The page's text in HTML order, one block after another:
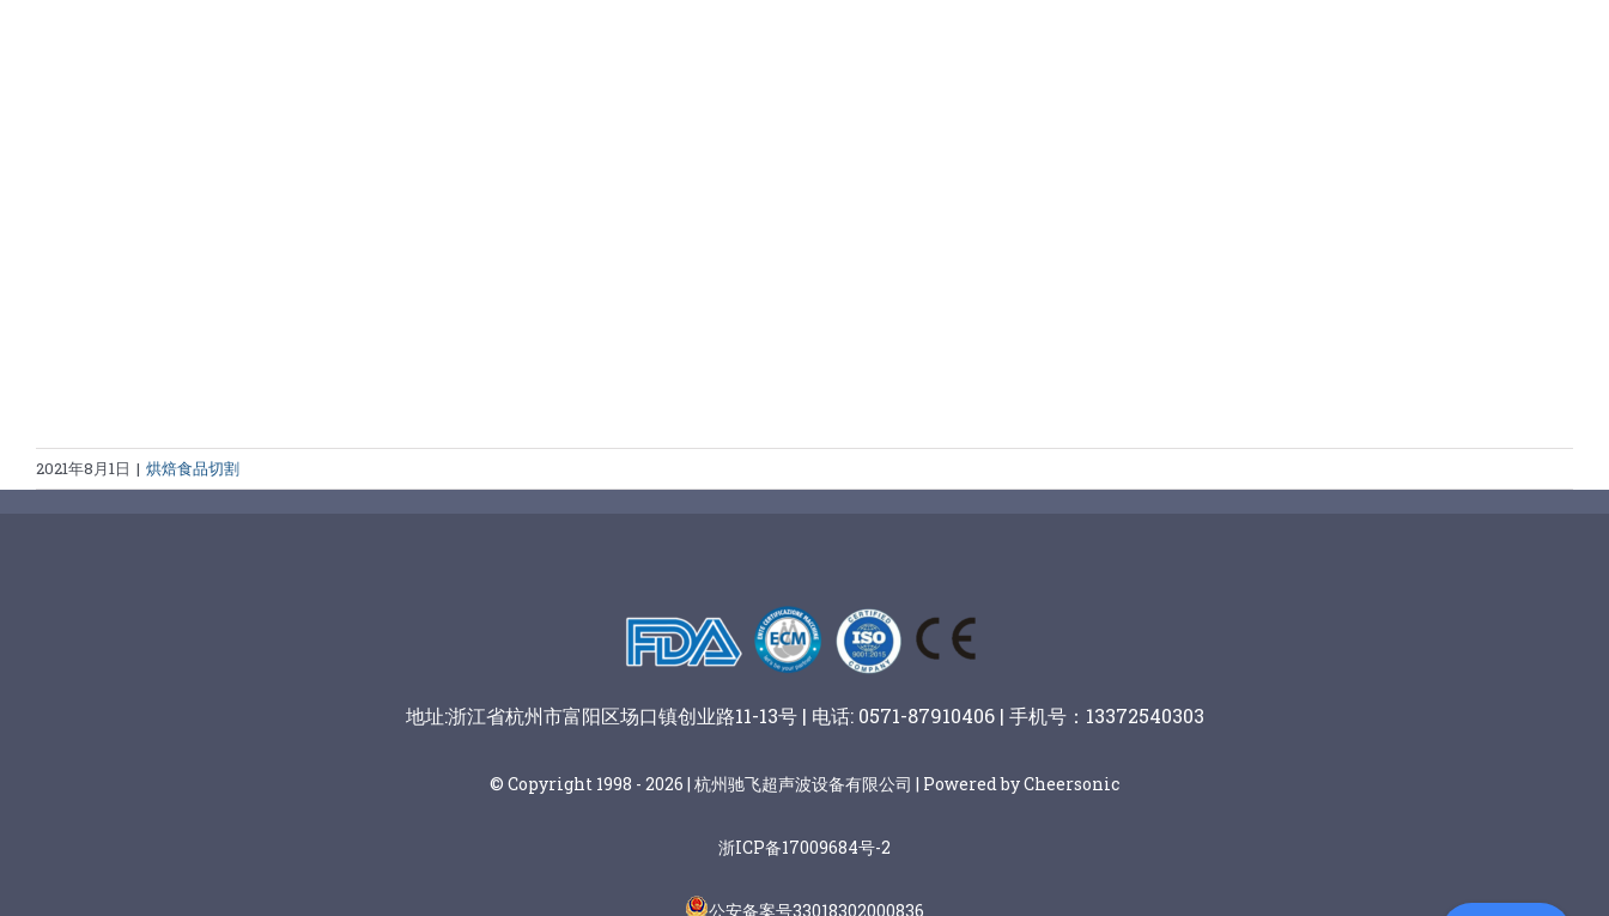
2021年8月1日 | 烘焙食品切割
地址:浙江省杭州市富阳区场口镇创业路11-13号 | 电话: 0571-87910406 | 手机号：13372540303
© Copyright 1998 - 2026 | 杭州驰飞超声波设备有限公司 | Powered by Cheersonic
浙ICP备17009684号-2
公安备案号33018302000836